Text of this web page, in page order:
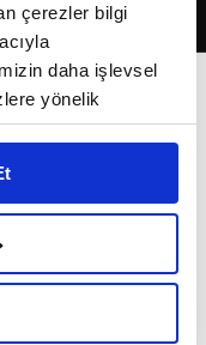
çerezler bilgi
daha işlevsel
yönelik
amaçlarıyla
vasıtasıyla
bilgi için